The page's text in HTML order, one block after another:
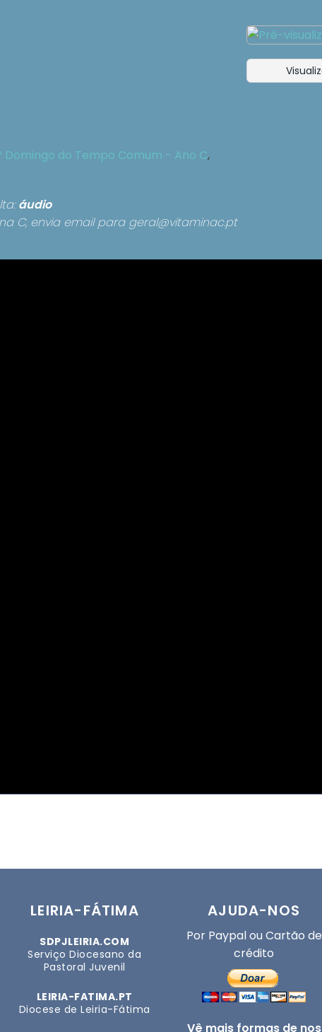
Domingo do Tempo Comum - Ano C,
áudio
C, envia email para geral@vitaminac.pt
LEIRIA-FÁTIMA
SDPJLEIRIA.COM
Serviço Diocesano da
Pastoral Juvenil
LEIRIA-FATIMA.PT
Diocese de Leiria-Fátima
AJUDA-NOS
Por Paypal ou Cartão de
crédito
Vê mais formas de nos